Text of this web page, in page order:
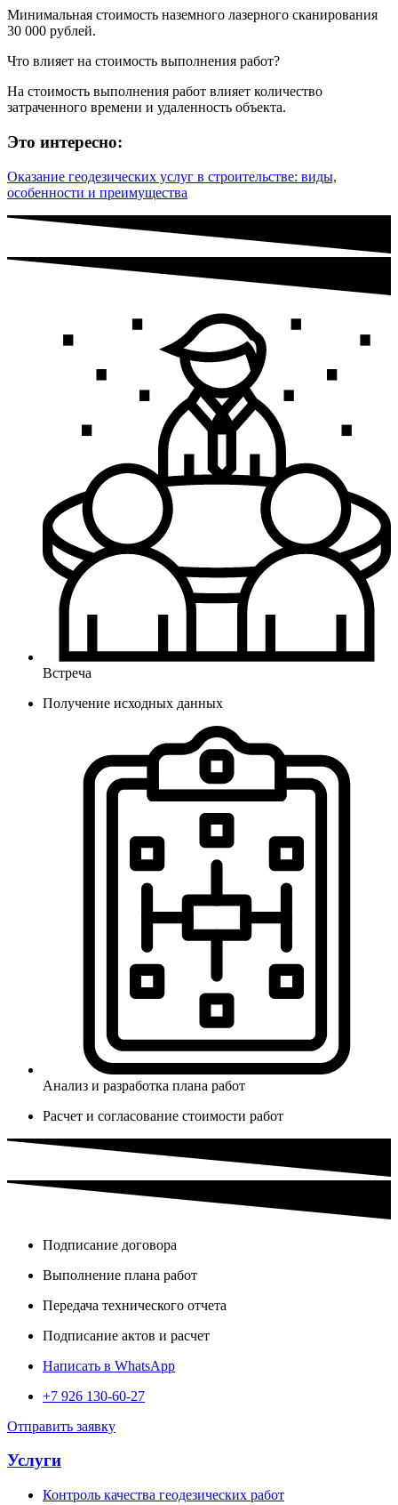
Минимальная стоимость наземного лазерного сканирования
30 000 рублей.
Что влияет на стоимость выполнения работ?
На стоимость выполнения работ влияет количество
затраченного времени и удаленность объекта.
Это интересно:
Оказание геодезических услуг в строительстве: виды,
особенности и преимущества
Встреча
Получение исходных данных
Анализ и разработка плана работ
Расчет и согласование стоимости работ
Подписание договора
Выполнение плана работ
Передача технического отчета
Подписание актов и расчет
Написать в WhatsApp
+7 926 130-60-27
Отправить заявку
Услуги
Контроль качества геодезических работ